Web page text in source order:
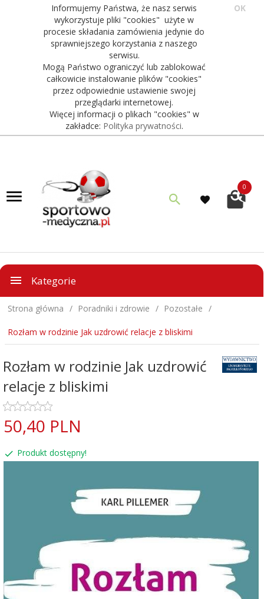
Informujemy Państwa, że nasz serwis
wykorzystuje pliki "cookies" użyte w
procesie składania zamówienia jedynie do
sprawniejszego korzystania z naszego
serwisu.
Mogą Państwo ograniczyć lub zablokować
całkowicie instalowanie plików "cookies"
przez odpowiednie ustawienie swojej
przeglądarki internetowej.
Więcej informacji o plikach "cookies" w
zakładce: Polityka prywatności.
OK
0
Kategorie
Strona główna Poradniki i zdrowie Pozostałe
Rozłam w rodzinie Jak uzdrowić relacje z bliskimi
Rozłam w rodzinie Jak uzdrowić
relacje z bliskimi
50,40 PLN
Produkt dostępny!